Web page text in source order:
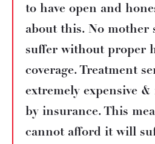
to have open and
about this. No mother
suffer without proper
coverage. Treatment
extremely expensive
by insurance. This
cannot afford it will